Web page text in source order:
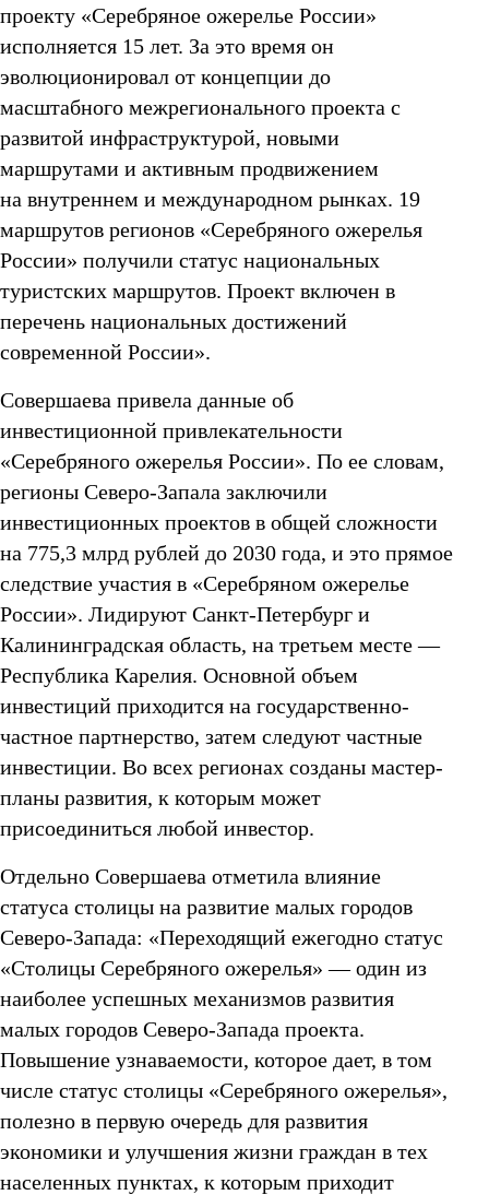
проекту «Серебряное ожерелье России»
исполняется 15 лет. За это время он
эволюционировал от концепции до
масштабного межрегионального проекта с
развитой инфраструктурой, новыми
маршрутами и активным продвижением
на внутреннем и международном рынках. 19
маршрутов регионов «Серебряного ожерелья
России» получили статус национальных
туристских маршрутов. Проект включен в
перечень национальных достижений
современной России».
Совершаева привела данные об
инвестиционной привлекательности
«Серебряного ожерелья России». По ее словам,
регионы Северо-Запала заключили
инвестиционных проектов в общей сложности
на 775,3 млрд рублей до 2030 года, и это прямое
следствие участия в «Серебряном ожерелье
России». Лидируют Санкт-Петербург и
Калининградская область, на третьем месте —
Республика Карелия. Основной объем
инвестиций приходится на государственно-
частное партнерство, затем следуют частные
инвестиции. Во всех регионах созданы мастер-
планы развития, к которым может
присоединиться любой инвестор.
Отдельно Совершаева отметила влияние
статуса столицы на развитие малых городов
Северо-Запада: «Переходящий ежегодно статус
«Столицы Серебряного ожерелья» — один из
наиболее успешных механизмов развития
малых городов Северо-Запада проекта.
Повышение узнаваемости, которое дает, в том
числе статус столицы «Серебряного ожерелья»,
полезно в первую очередь для развития
экономики и улучшения жизни граждан в тех
населенных пунктах, к которым приходит